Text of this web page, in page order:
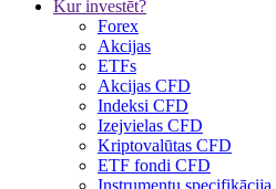
Kur investēt?
Forex
Akcijas
ETFs
Akcijas CFD
Indeksi CFD
Izejvielas CFD
Kriptovalūtas CFD
ETF fondi CFD
Instrumentu specifikācija